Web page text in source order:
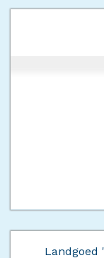
Landgoed